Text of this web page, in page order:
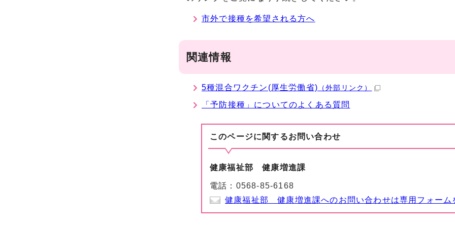
市外で接種を希望される方へ
関連情報
5種混合ワクチン(厚生労働省) （外部リンク）
「予防接種」についてのよくある質問
このページに関するお問い合わせ
健康福祉部 健康増進課
電話： 0568-85-6168
健康福祉部 健康増進課へのお問い合わせは専用フォーム